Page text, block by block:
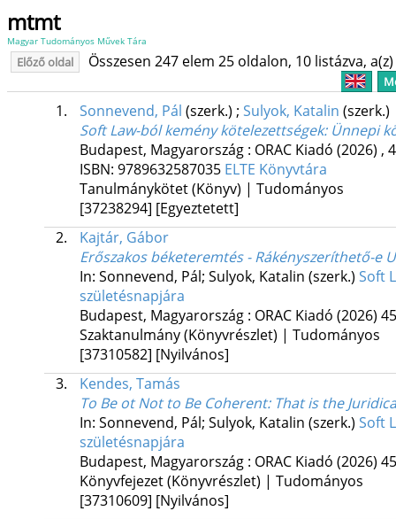
mtmt
Magyar Tudományos Művek Tára
Előző oldal Összesen 247 elem 25 oldalon, 10 listázva,
1. Sonnevend, Pál (szerk.) ; Sulyok, Katalin (szerk.)
Soft Law-ból kemény kötelezettségek: Ünnepi
Budapest, Magyarország : ORAC Kiadó (2026) ,
ISBN: 9789632587035 ELTE Könyvtára
Tanulmánykötet (Könyv) | Tudományos
[37238294] [Egyeztetett]
2.
Kajtár, Gábor
Erőszakos béketeremtés - Rákényszeríthető-e
In: Sonnevend, Pál; Sulyok, Katalin (szerk.) Soft
születésnapjára
Budapest, Magyarország : ORAC Kiadó (2026)
Szaktanulmány (Könyvrészlet) | Tudományos
[37310582] [Nyilvános]
3.
Kendes, Tamás
To Be ot Not to Be Coherent: That is the
In: Sonnevend, Pál; Sulyok, Katalin (szerk.) Soft
születésnapjára
Budapest, Magyarország : ORAC Kiadó (2026)
Könyvfejezet (Könyvrészlet) | Tudományos
[37310609] [Nyilvános]